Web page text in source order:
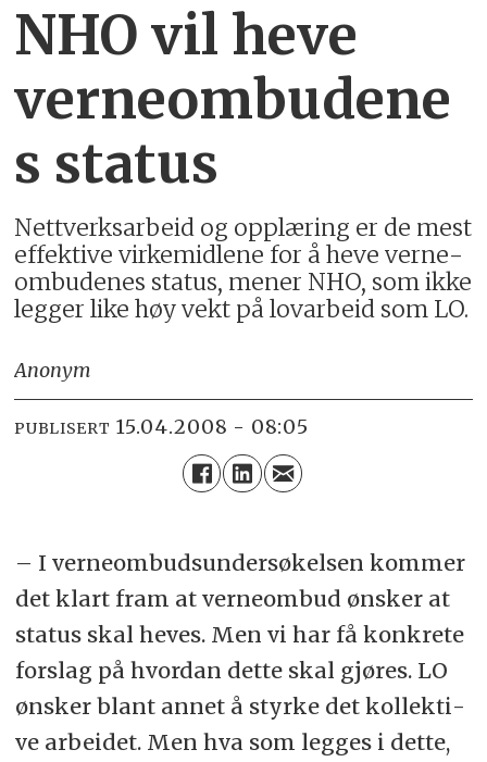
NHO vil heve
verneombudene
s status
Nett­verks­ar­beid og opp­læ­ring er de mest
ef­fek­ti­ve virke­mid­lene for å heve verne­
om­bu­de­nes sta­tus, mener NHO, som ikke
legger like høy vekt på lov­ar­beid som LO.
Anonym
PUBLISERT 15.04.2008 - 08:05
– I verne­ombuds­under­sø­kel­sen kom­mer
det klart fram at verne­ombud øns­ker at
sta­tus skal heves. Men vi har få kon­kre­te
for­slag på hvor­dan dette skal gjøres. LO
ønsker blant annet å styrke det kol­lek­ti­
ve ar­bei­det. Men hva som leg­ges i det­te,